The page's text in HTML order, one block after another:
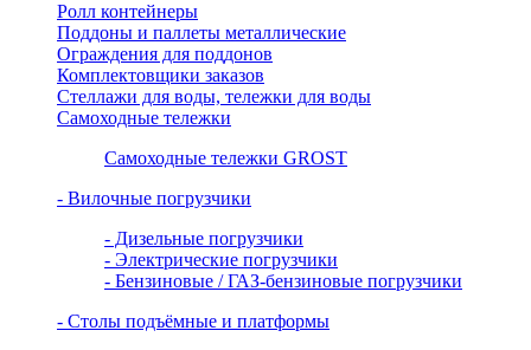
Ролл контейнеры
Поддоны и паллеты металлические
Ограждения для поддонов
Комплектовщики заказов
Стеллажи для воды, тележки для воды
Самоходные тележки
Самоходные тележки GROST
- Вилочные погрузчики
- Дизельные погрузчики
- Электрические погрузчики
- Бензиновые / ГАЗ-бензиновые погрузчики
- Столы подъёмные и платформы